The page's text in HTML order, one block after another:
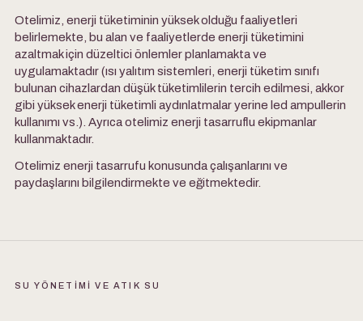
Otelimiz, enerji tüketiminin yüksek olduğu faaliyetleri
belirlemekte, bu alan ve faaliyetlerde enerji tüketimini
azaltmak için düzeltici önlemler planlamakta ve
uygulamaktadır (ısı yalıtım sistemleri, enerji tüketim sınıfı
bulunan cihazlardan düşük tüketimlilerin tercih edilmesi, akkor
gibi yüksek enerji tüketimli aydınlatmalar yerine led ampullerin
kullanımı vs.). Ayrıca otelimiz enerji tasarruflu ekipmanlar
kullanmaktadır.
Otelimiz enerji tasarrufu konusunda çalışanlarını ve
paydaşlarını bilgilendirmekte ve eğitmektedir.
SU YÖNETİMİ VE ATIK SU